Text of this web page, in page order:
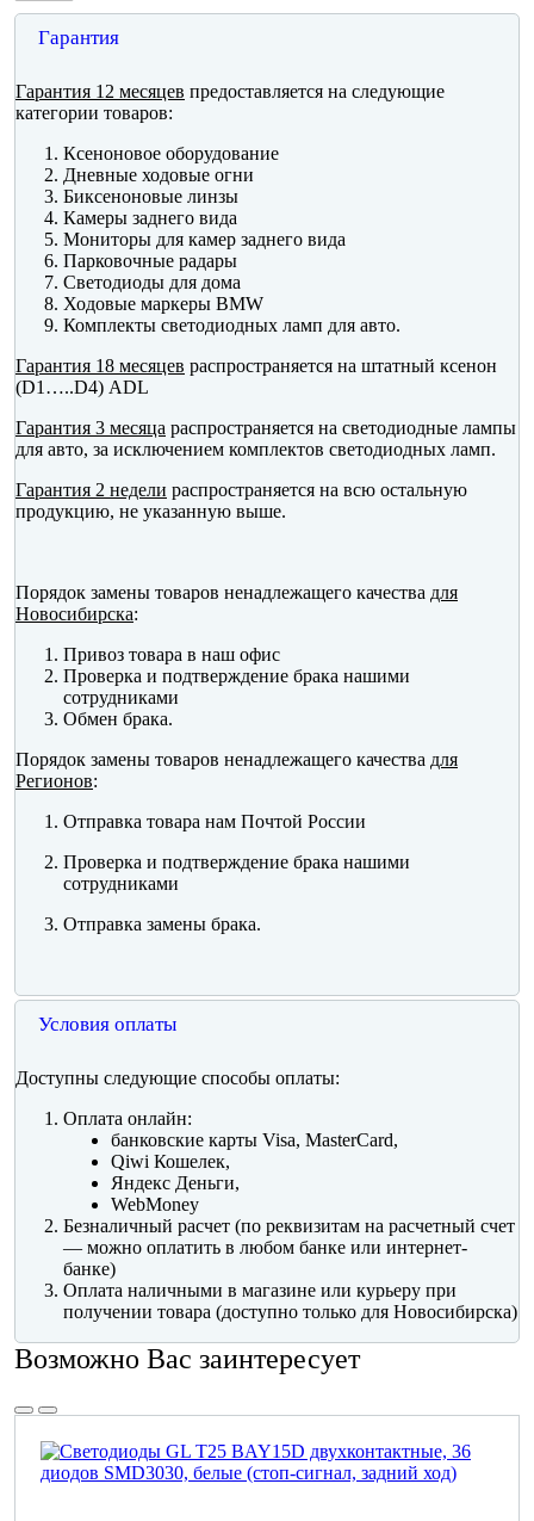
Гарантия
Гарантия 12 месяцев предоставляется на следующие
категории товаров:
Ксеноновое оборудование
Дневные ходовые огни
Биксеноновые линзы
Камеры заднего вида
Мониторы для камер заднего вида
Парковочные радары
Светодиоды для дома
Ходовые маркеры BMW
Комплекты светодиодных ламп для авто.
Гарантия 18 месяцев распространяется на штатный ксенон
(D1…..D4) ADL
Гарантия 3 месяца распространяется на светодиодные лампы
для авто, за исключением комплектов светодиодных ламп.
Гарантия 2 недели распространяется на всю остальную
продукцию, не указанную выше.
Порядок замены товаров ненадлежащего качества для
Новосибирска:
Привоз товара в наш офис
Проверка и подтверждение брака нашими
сотрудниками
Обмен брака.
Порядок замены товаров ненадлежащего качества для
Регионов:
Отправка товара нам Почтой России
Проверка и подтверждение брака нашими
сотрудниками
Отправка замены брака.
Условия оплаты
Доступны следующие способы оплаты:
Оплата онлайн:
банковские карты Visa, MasterCard,
Qiwi Кошелек,
Яндекс Деньги,
WebMoney
Безналичный расчет (по реквизитам на расчетный счет
— можно оплатить в любом банке или интернет-
банке)
Оплата наличными в магазине или курьеру при
получении товара (доступно только для Новосибирска)
Возможно Вас заинтересует